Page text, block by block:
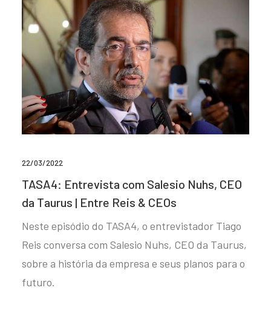
22/03/2022
TASA4: Entrevista com Salesio Nuhs, CEO
da Taurus | Entre Reis & CEOs
Neste episódio do TASA4, o entrevistador Tiago
Reis conversa com Salesio Nuhs, CEO da Taurus,
sobre a história da empresa e seus planos para o
futuro.